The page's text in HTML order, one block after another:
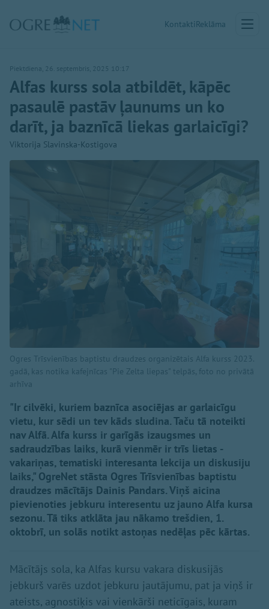
KontaktiReklāma
Piektdiena, 26. septembris, 2025 10:17
Alfas kurss sola atbildēt, kāpēc
pasaulē pastāv ļaunums un ko
darīt, ja baznīcā liekas garlaicīgi?
Viktorija Slavinska-Kostigova
Ogres Trīsvienības baptistu draudzes organizētais Alfa kurss 2023.
gadā, kas notika kafejnīcas "Pie Zelta liepas" telpās, foto no privātā
arhīva
"Ir cilvēki, kuriem baznīca asociējas ar garlaicīgu
vietu, kur sēdi un tev kāds sludina. Taču tā noteikti
nav Alfā. Alfa kurss ir garīgās izaugsmes un
sadraudzības laiks, kurā vienmēr ir trīs lietas -
vakariņas, tematiski interesanta lekcija un diskusiju
laiks," OgreNet stāsta Ogres Trīsvienības baptistu
draudzes mācītājs Dainis Pandars. Viņš aicina
pievienoties jebkuru interesentu uz jauno Alfa kursa
sezonu. Tā tiks atklāta jau nākamo trešdien, 1.
oktobrī, un solās notikt astoņas nedēļas pēc kārtas.
Mācītājs sola, ka Alfas kursu vakara diskusijās
jebkurš varēs uzdot jebkuru jautājumu, pat ja viņš ir
ateists, agnostiķis vai vienkārši neticīgais, kuram